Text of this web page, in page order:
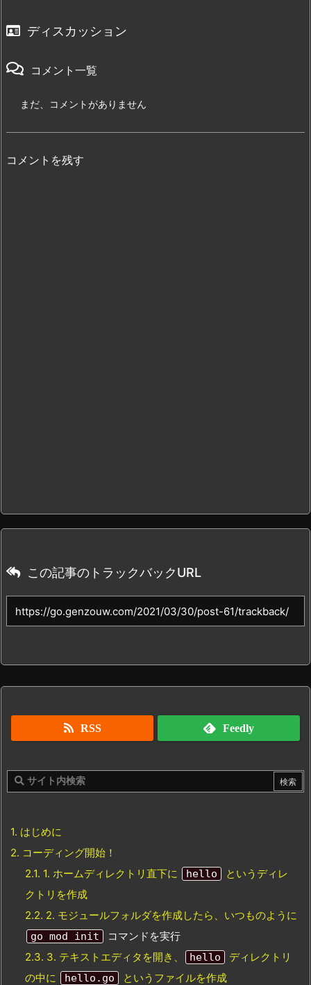
ディスカッション
コメント一覧
まだ、コメントがありません
コメントを残す
この記事のトラックバックURL
RSS Feedly
1. はじめに
2. コーディング開始！
2.1. 1. ホームディレクトリ直下に hello
というディレ
クトリを作成
2.2. 2. モジュールフォルダを作成したら、 いつものように
go mod init
コマンドを実行
2.3. 3. テキストエディタを開き、 hello
ディレクトリ
の中に
hello.go
というファイルを作成